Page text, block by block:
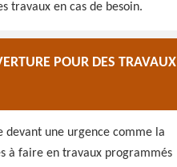
travaux en cas de besoin.
POUR DES TRAVAUX
devant une urgence comme la
à faire en travaux programmés